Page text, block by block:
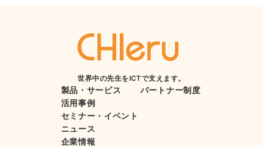
世界中の先生をICTで支えます。
製品・サービス
活用事例
セミナー・イベント
ニュース
企業情報
パートナー制度